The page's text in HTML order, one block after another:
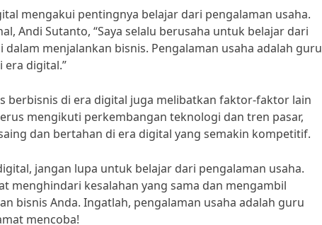
mengakui pentingnya belajar dari pengalaman usaha.
Andi Sutanto, “Saya selalu berusaha untuk belajar dari
menjalankan bisnis. Pengalaman usaha adalah guru
era digital.”
berbisnis di era digital juga melibatkan faktor-faktor lain
mengikuti perkembangan teknologi dan tren pasar,
dan bertahan di era digital yang semakin kompetitif.
jangan lupa untuk belajar dari pengalaman usaha.
menghindari kesalahan yang sama dan mengambil
bisnis Anda. Ingatlah, pengalaman usaha adalah guru
mencoba!